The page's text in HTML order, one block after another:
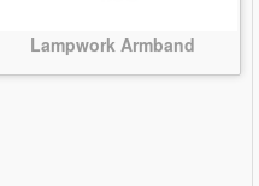
Lampwork Armband